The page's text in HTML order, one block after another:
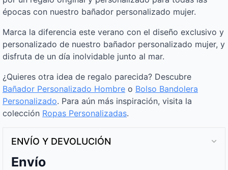
épocas con nuestro bañador personalizado mujer.
Marca la diferencia este verano con el diseño exclusivo y
personalizado de nuestro bañador personalizado mujer, y
disfruta de un día inolvidable junto al mar.
¿Quieres otra idea de regalo parecida? Descubre
Bañador Personalizado Hombre o Bolso Bandolera
Personalizado. Para aún más inspiración, visita la
colección Ropas Personalizadas.
ENVÍO Y DEVOLUCIÓN
Envío